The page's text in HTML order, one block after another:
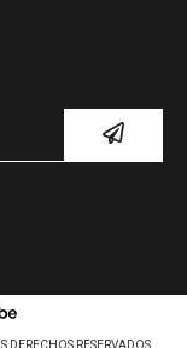
RESERVADOS.